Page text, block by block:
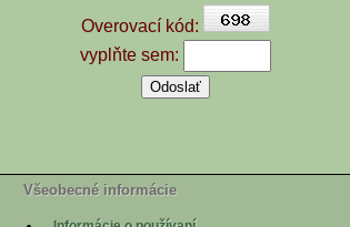
Overovací kód:
vyplňte sem:
Všeobecné informácie